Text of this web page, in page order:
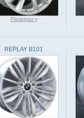
Размеры »
REPLAY B101